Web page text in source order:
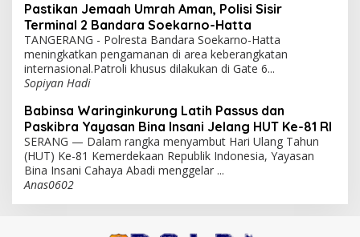
Pastikan Jemaah Umrah Aman, Polisi Sisir
Terminal 2 Bandara Soekarno-Hatta
TANGERANG - Polresta Bandara Soekarno-Hatta
meningkatkan pengamanan di area keberangkatan
internasional.Patroli khusus dilakukan di Gate 6...
Sopiyan Hadi
Babinsa Waringinkurung Latih Passus dan
Paskibra Yayasan Bina Insani Jelang HUT Ke-81 RI
SERANG — Dalam rangka menyambut Hari Ulang Tahun
(HUT) Ke-81 Kemerdekaan Republik Indonesia, Yayasan
Bina Insani Cahaya Abadi menggelar ...
Anas0602